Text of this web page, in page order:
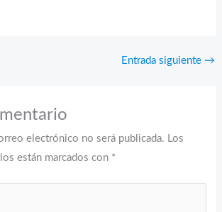
Entrada siguiente →
electrónico no será publicada. Los
están marcados con *